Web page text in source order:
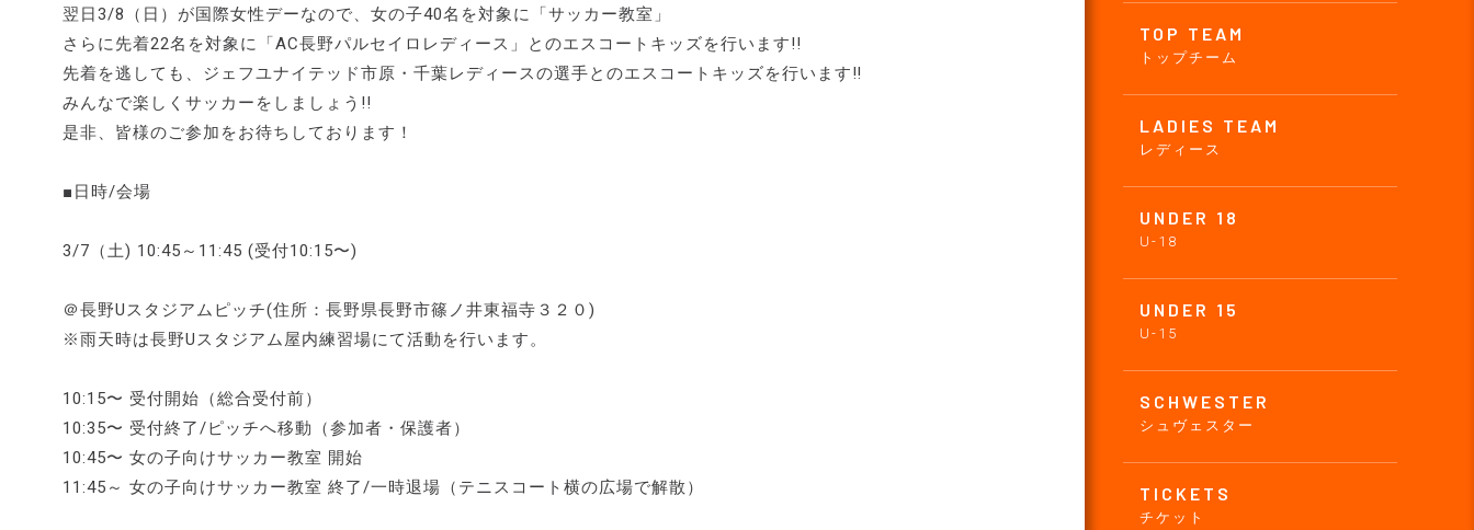
TOP TEAM
トップチーム
LADIES TEAM
レディース
UNDER 18
U-18
UNDER 15
U-15
SCHWESTER
シュヴェスター
TICKETS
チケット
翌日3/8（日）が国際女性デーなので、女の子40名を対象に「サッカー教室」
さらに先着22名を対象に「AC長野パルセイロレディース」とのエスコートキッズを行います!!
先着を逃しても、ジェフユナイテッド市原・千葉レディースの選手とのエスコートキッズを行います‼
みんなで楽しくサッカーをしましょう!!
是非、皆様のご参加をお待ちしております！
■日時/会場
3/7（土) 10:45～11:45 (受付10:15〜)
＠長野Uスタジアムピッチ(住所：長野県長野市篠ノ井東福寺３２０)
※雨天時は長野Uスタジアム屋内練習場にて活動を行います。
10:15〜 受付開始（総合受付前）
10:35〜 受付終了/ピッチへ移動（参加者・保護者）
10:45〜 女の子向けサッカー教室 開始
11:45～ 女の子向けサッカー教室 終了/一時退場（テニスコート横の広場で解散）